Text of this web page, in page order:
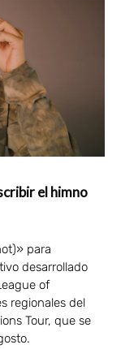
el himno
para
desarrollado
of
regionales del
Tour, que se